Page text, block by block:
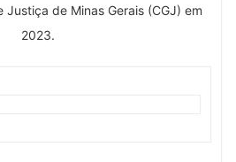
Justiça de Minas Gerais (CGJ) em
2023.